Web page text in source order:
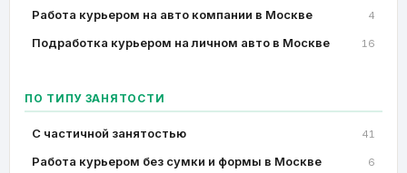
Работа курьером на авто компании в Москве 4
Подработка курьером на личном авто в Москве 16
ПО ТИПУ ЗАНЯТОСТИ
C частичной занятостью 41
Работа курьером без сумки и формы в Москве 6